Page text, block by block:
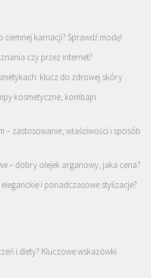
karnacji? Sprawdź modę!
czy przez internet?
klucz do zdrowej skóry
kosmetyczne, kombajn
– zastosowanie, właściwości i sposób
– dobry olejek arganowy, jaka cena?
i ponadczasowe stylizacje?
i diety? Kluczowe wskazówki